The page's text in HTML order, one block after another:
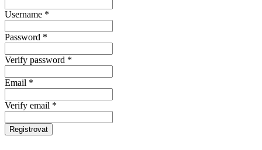
Username *
Password *
Verify password *
Email *
Verify email *
Registrovat